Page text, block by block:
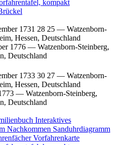
kompakt
1731 28 25 — Watzenborn-
Hessen, Deutschland
1776 — Watzenborn-Steinberg,
Deutschland
1733 30 27 — Watzenborn-
Hessen, Deutschland
— Watzenborn-Steinberg,
Deutschland
Interaktives
Nachkommen Sanduhrdiagramm
Vorfahrenkarte